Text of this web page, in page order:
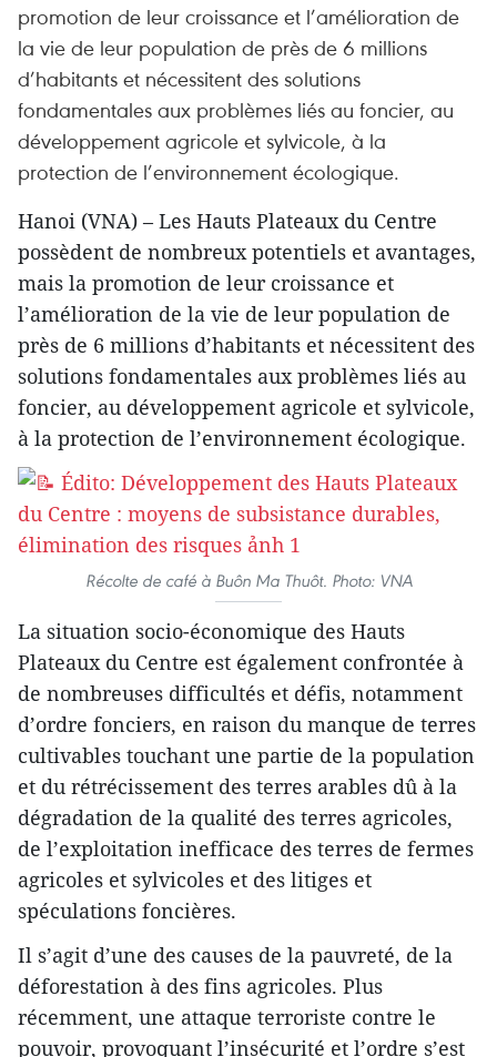
promotion de leur croissance et l’amélioration de
la vie de leur population de près de 6 millions
d’habitants et nécessitent des solutions
fondamentales aux problèmes liés au foncier, au
développement agricole et sylvicole, à la
protection de l’environnement écologique.
Hanoi (VNA) – Les Hauts Plateaux du Centre
possèdent de nombreux potentiels et avantages,
mais la promotion de leur croissance et
l’amélioration de la vie de leur population de
près de 6 millions d’habitants et nécessitent des
solutions fondamentales aux problèmes liés au
foncier, au développement agricole et sylvicole,
à la protection de l’environnement écologique.
Récolte de café à Buôn Ma Thuôt. Photo: VNA
La situation socio-économique des Hauts
Plateaux du Centre est également confrontée à
de nombreuses difficultés et défis, notamment
d’ordre fonciers, en raison du manque de terres
cultivables touchant une partie de la population
et du rétrécissement des terres arables dû à la
dégradation de la qualité des terres agricoles,
de l’exploitation inefficace des terres de fermes
agricoles et sylvicoles et des litiges et
spéculations foncières.
Il s’agit d’une des causes de la pauvreté, de la
déforestation à des fins agricoles. Plus
récemment, une attaque terroriste contre le
pouvoir, provoquant l’insécurité et l’ordre s’est